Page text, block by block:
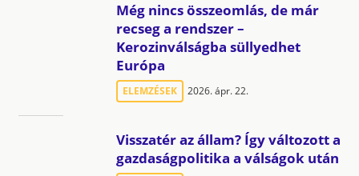
Még nincs összeomlás, de már
recseg a rendszer –
Kerozinválságba süllyedhet
Európa
ELEMZÉSEK 2026. ápr. 22.
Visszatér az állam? Így változott a
gazdaságpolitika a válságok után